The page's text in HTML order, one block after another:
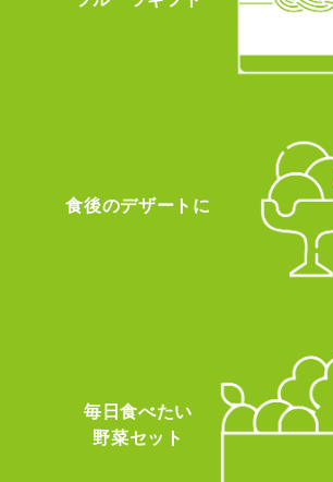
食後のデザートに
毎日食べたい
野菜セット